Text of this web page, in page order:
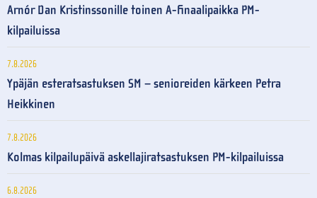
Arnór Dan Kristinssonille toinen A-finaalipaikka PM-
kilpailuissa
7.8.2026
Ypäjän esteratsastuksen SM – senioreiden kärkeen Petra
Heikkinen
7.8.2026
Kolmas kilpailupäivä askellajiratsastuksen PM-kilpailuissa
6.8.2026